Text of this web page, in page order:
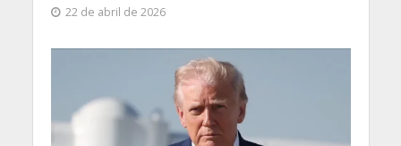
22 de abril de 2026